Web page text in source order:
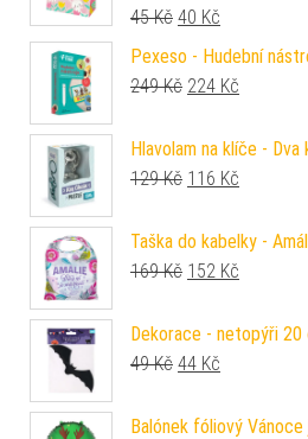
45Kč Původní cena
40 Kč
Pexeso - Hudební
249Kč Původní cena
224 Kč
Hlavolam na klíče - Dva
129Kč Původní cena
116 Kč
Taška do kabelky -
169Kč Původní cena
152 Kč
Dekorace - netopýři 20
49Kč Původní cena
44 Kč
Balónek fóliový